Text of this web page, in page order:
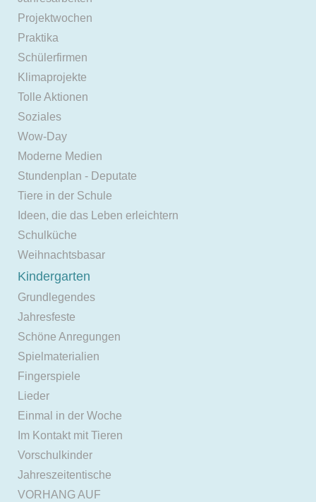
Projektwochen
Praktika
Schülerfirmen
Klimaprojekte
Tolle Aktionen
Soziales
Wow-Day
Moderne Medien
Stundenplan - Deputate
Tiere in der Schule
Ideen, die das Leben erleichtern
Schulküche
Weihnachtsbasar
Kindergarten
Grundlegendes
Jahresfeste
Schöne Anregungen
Spielmaterialien
Fingerspiele
Lieder
Einmal in der Woche
Im Kontakt mit Tieren
Vorschulkinder
Jahreszeitentische
VORHANG AUF